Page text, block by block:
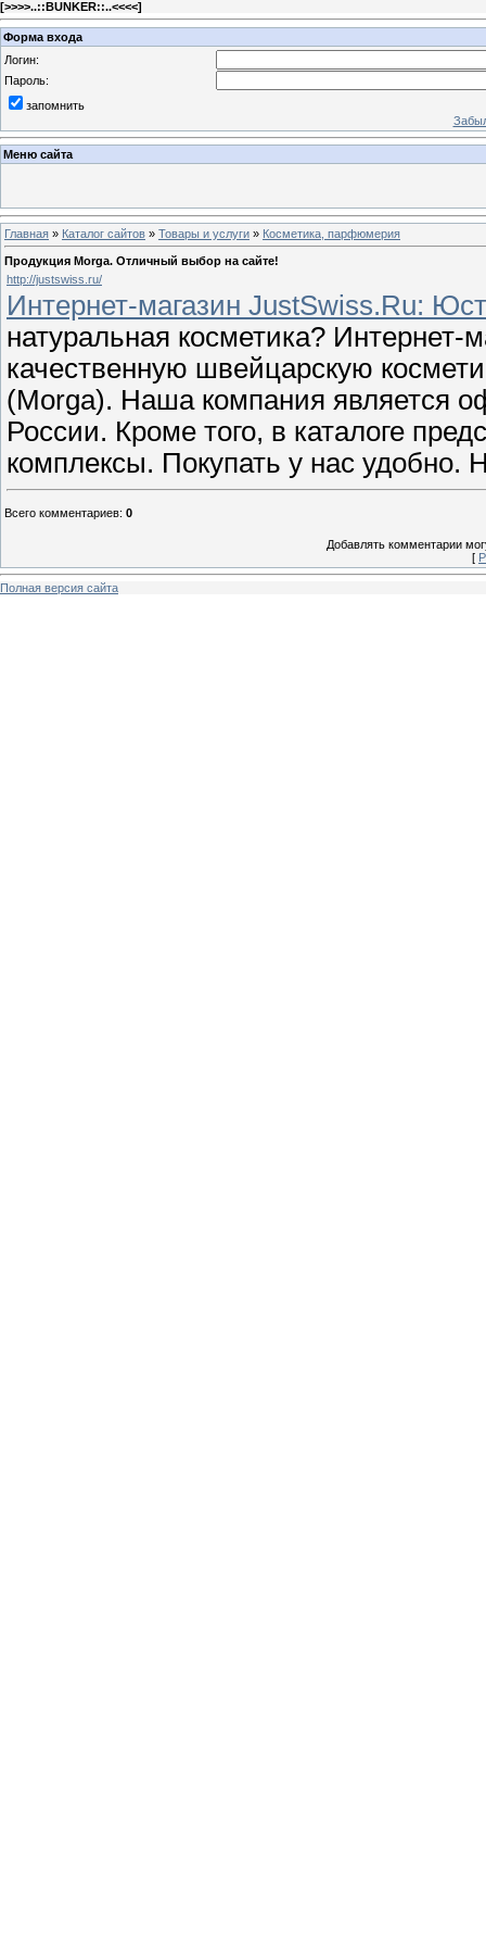
[>>>>..::BUNKER::..<<<<]
Форма входа
Логин:
Пароль:
запомнить
Меню сайта
Главная » Каталог сайтов » Товары и услуги » Косметика, парфюмерия
Продукция Morga. Отличный выбор на сайте!
http://justswiss.ru/
Интернет-магазин JustSwiss.Ru:
натуральная косметика? Интернет-
качественную швейцарскую
(Morga). Наша компания является
России. Кроме того, в каталоге
комплексы. Покупать у нас удобно.
Всего комментариев: 0
Добавлять комментарии
[
Полная версия сайта